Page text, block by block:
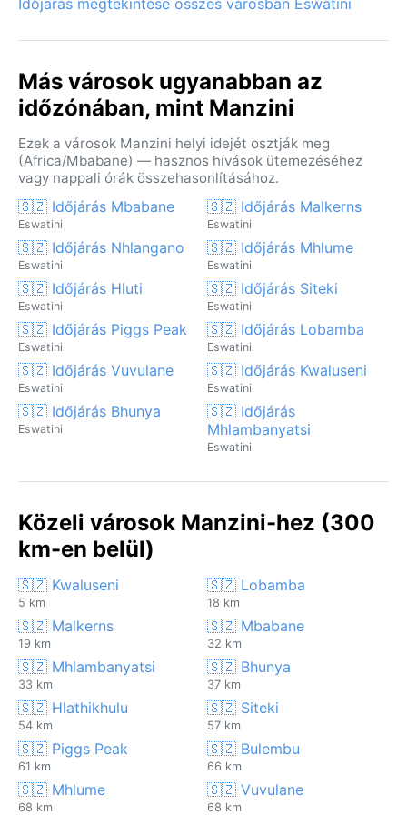
Más városok ugyanabban az
időzónában, mint Manzini
Ezek a városok Manzini helyi idejét osztják meg
(Africa/Mbabane) — hasznos hívások ütemezéséhez
vagy nappali órák összehasonlításához.
🇸🇿 Időjárás Mbabane
Eswatini
🇸🇿 Időjárás Malkerns
Eswatini
🇸🇿 Időjárás Nhlangano
Eswatini
🇸🇿 Időjárás Mhlume
Eswatini
🇸🇿 Időjárás Hluti
Eswatini
🇸🇿 Időjárás Siteki
Eswatini
🇸🇿 Időjárás Piggs Peak
Eswatini
🇸🇿 Időjárás Lobamba
Eswatini
🇸🇿 Időjárás Vuvulane
Eswatini
🇸🇿 Időjárás Kwaluseni
Eswatini
🇸🇿 Időjárás Bhunya
Eswatini
🇸🇿 Időjárás
Mhlambanyatsi
Eswatini
Közeli városok Manzini-hez (300
km-en belül)
🇸🇿 Kwaluseni
5 km
🇸🇿 Lobamba
18 km
🇸🇿 Malkerns
19 km
🇸🇿 Mbabane
32 km
🇸🇿 Mhlambanyatsi
33 km
🇸🇿 Bhunya
37 km
🇸🇿 Hlathikhulu
54 km
🇸🇿 Siteki
57 km
🇸🇿 Piggs Peak
61 km
🇸🇿 Bulembu
66 km
🇸🇿 Mhlume
68 km
🇸🇿 Vuvulane
68 km